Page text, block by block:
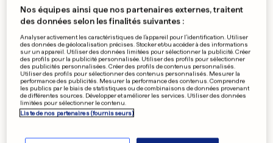
0
AU LUXEMBOURG
Créer sa propre société avec
un euro symbolique
0 0
PUBLICITÉ
Nos équipes ainsi que nos partenaires externes, traitent
des données selon les finalités suivantes :
Analyser activement les caractéristiques de l’appareil pour l’identification. Utiliser
des données de géolocalisation précises. Stocker et/ou accéder à des informations
sur un appareil. Utiliser des données limitées pour sélectionner la publicité. Créer
des profils pour la publicité personnalisée. Utiliser des profils pour sélectionner
des publicités personnalisées. Créer des profils de contenus personnalisés.
Utiliser des profils pour sélectionner des contenus personnalisés. Mesurer la
performance des publicités. Mesurer la performance des contenus. Comprendre
les publics par le biais de statistiques ou de combinaisons de données provenant
de différentes sources. Développer et améliorer les services. Utiliser des données
limitées pour sélectionner le contenu.
Liste de nos partenaires (fournisseurs)